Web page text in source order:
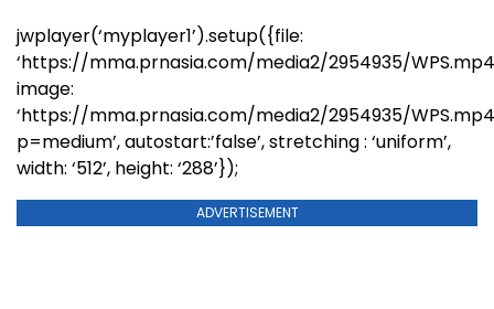
jwplayer(‘myplayer1’).setup({file:
‘https://mma.prnasia.com/media2/2954935/
image:
‘https://mma.prnasia.com/media2/2954935/
p=medium’, autostart:’false’, stretching : ‘uniform’,
width: ‘512’, height: ‘288’});
ADVERTISEMENT